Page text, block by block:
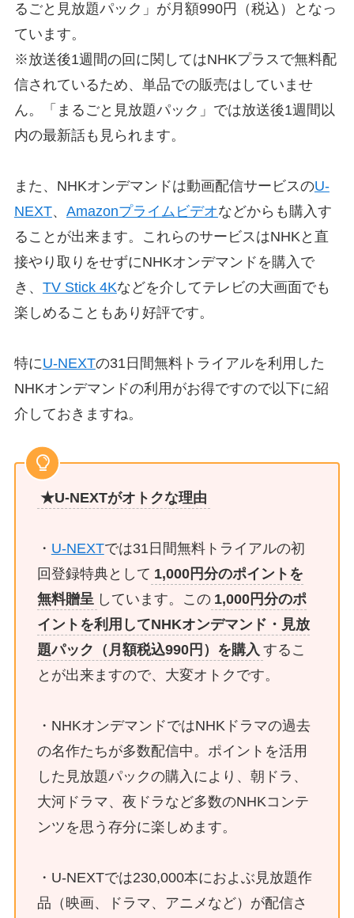
るごと見放題パック」が月額990円（税込）となっ
ています。
※放送後1週間の回に関してはNHKプラスで無料配
信されているため、単品での販売はしていませ
ん。「まるごと見放題パック」では放送後1週間以
内の最新話も見られます。
また、NHKオンデマンドは動画配信サービスのU-
NEXT、 Amazonプライムビデオなどからも購入す
ることが出来ます。これらのサービスはNHKと直
接やり取りをせずにNHKオンデマンドを購入で
き、 TV Stick 4Kなどを介してテレビの大画面でも
楽しめることもあり好評です。
特にU-NEXTの31日間無料トライアルを利用した
NHKオンデマンドの利用がお得ですので以下に紹
介しておきますね。
★U-NEXTがオトクな理由
・ U-NEXTでは31日間無料トライアルの初
回登録特典として 1,000円分のポイントを
無料贈呈 しています。この 1,000円分のポ
イントを利用してNHKオンデマンド・見放
題パック（月額税込990円）を購入 するこ
とが出来ますので、大変オトクです。
・NHKオンデマンドではNHKドラマの過去
の名作たちが多数配信中。ポイントを活用
した見放題パックの購入により、朝ドラ、
大河ドラマ、夜ドラなど多数のNHKコンテ
ンツを思う存分に楽しめます。
・U-NEXTでは230,000本におよぶ見放題作
品（映画、ドラマ、アニメなど）が配信さ